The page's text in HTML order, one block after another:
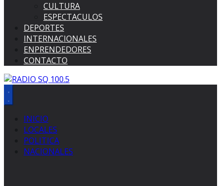
CULTURA
ESPECTACULOS
DEPORTES
INTERNACIONALES
ENPRENDEDORES
CONTACTO
INICIO
LOCALES
POLITICA
NACIONALES